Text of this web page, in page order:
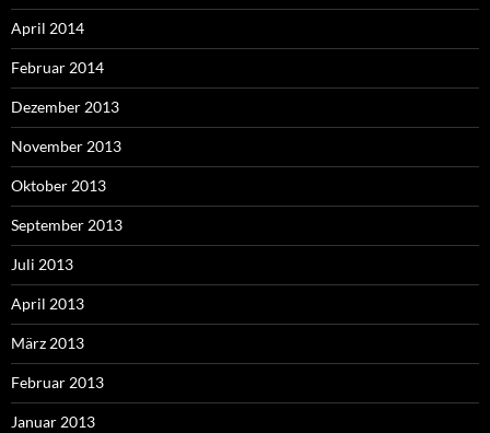
April 2014
Februar 2014
Dezember 2013
November 2013
Oktober 2013
September 2013
Juli 2013
April 2013
März 2013
Februar 2013
Januar 2013